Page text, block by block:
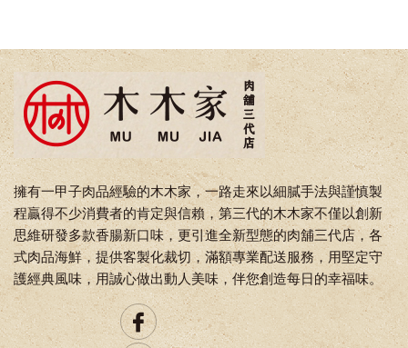
擁有一甲子肉品經驗的木木家，一路走來以細膩手法與謹慎製
程贏得不少消費者的肯定與信賴，第三代的木木家不僅以創新
思維研發多款香腸新口味，更引進全新型態的肉舖三代店，各
式肉品海鮮，提供客製化裁切，滿額專業配送服務，用堅定守
護經典風味，用誠心做出動人美味，伴您創造每日的幸福味。